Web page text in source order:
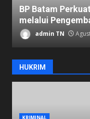
BP Batam
melalui
admin TN
HUKRIM